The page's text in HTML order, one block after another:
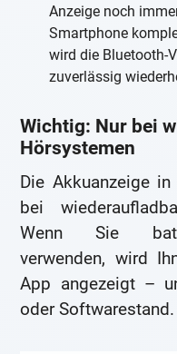
Anzeige noch
Smartphone
wird die Bluetooth-
zuverlässig
Wichtig: Nur bei
Hörsystemen
Die Akkuanzeige
bei
Wenn Sie
verwenden, wird
App angezeigt –
oder Softwarestand.